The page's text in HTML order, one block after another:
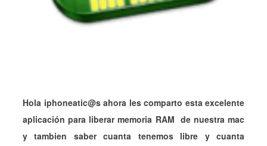
Hola iphoneatic@s ahora les comparto esta excelente
aplicación para liberar memoria RAM de nuestra mac
y tambien saber cuanta tenemos libre y cuanta